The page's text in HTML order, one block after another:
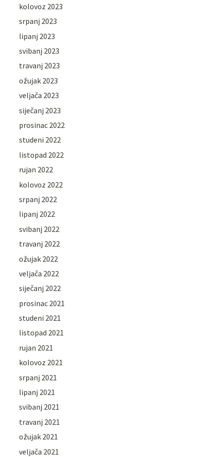
kolovoz 2023
srpanj 2023
lipanj 2023
svibanj 2023
travanj 2023
ožujak 2023
veljača 2023
siječanj 2023
prosinac 2022
studeni 2022
listopad 2022
rujan 2022
kolovoz 2022
srpanj 2022
lipanj 2022
svibanj 2022
travanj 2022
ožujak 2022
veljača 2022
siječanj 2022
prosinac 2021
studeni 2021
listopad 2021
rujan 2021
kolovoz 2021
srpanj 2021
lipanj 2021
svibanj 2021
travanj 2021
ožujak 2021
veljača 2021